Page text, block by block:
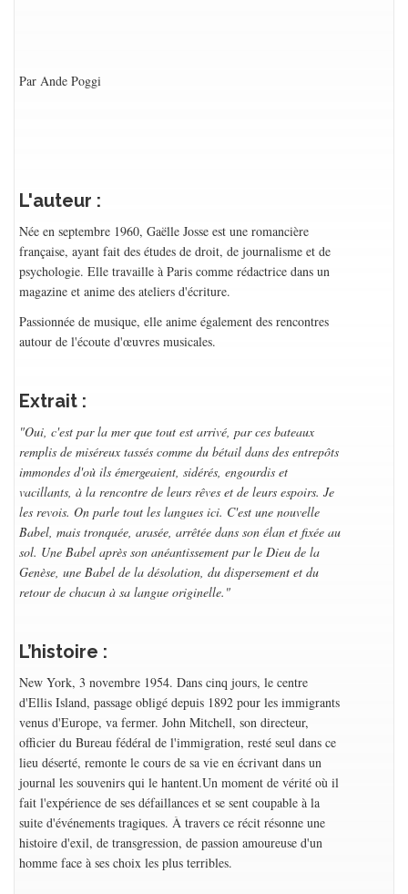
Par Ande Poggi
L'auteur :
Née en septembre 1960, Gaëlle Josse est une romancière
française, ayant fait des études de droit, de journalisme et de
psychologie. Elle travaille à Paris comme rédactrice dans un
magazine et anime des ateliers d'écriture.
Passionnée de musique, elle anime également des rencontres
autour de l'écoute d'œuvres musicales.
Extrait :
"Oui, c'est par la mer que tout est arrivé, par ces bateaux
remplis de miséreux tassés comme du bétail dans des entrepôts
immondes d'où ils émergeaient, sidérés, engourdis et
vacillants, à la rencontre de leurs rêves et de leurs espoirs. Je
les revois. On parle tout les langues ici. C'est une nouvelle
Babel, mais tronquée, arasée, arrêtée dans son élan et fixée au
sol. Une Babel après son anéantissement par le Dieu de la
Genèse, une Babel de la désolation, du dispersement et du
retour de chacun à sa langue originelle."
L’histoire :
New York, 3 novembre 1954. Dans cinq jours, le centre
d'Ellis Island, passage obligé depuis 1892 pour les immigrants
venus d'Europe, va fermer. John Mitchell, son directeur,
officier du Bureau fédéral de l'immigration, resté seul dans ce
lieu déserté, remonte le cours de sa vie en écrivant dans un
journal les souvenirs qui le hantent.Un moment de vérité où il
fait l'expérience de ses défaillances et se sent coupable à la
suite d'événements tragiques. À travers ce récit résonne une
histoire d'exil, de transgression, de passion amoureuse d'un
homme face à ses choix les plus terribles.